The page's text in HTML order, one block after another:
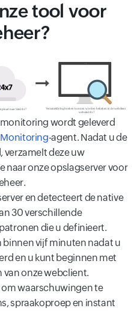
tool voor
wordt geleverd
Monitoring-agent. Nadat u de
verzamelt deze uw
naar onze opslagserver voor
en detecteert de native
30 verschillende
die u definieert.
vijf minuten nadat u
en u kunt beginnen met
onze webclient.
waarschuwingen te
spraakoproep en instant